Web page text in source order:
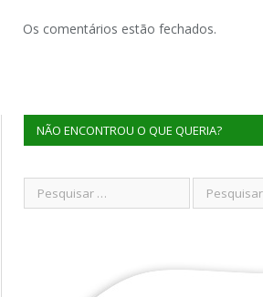
Os comentários estão fechados.
NÃO ENCONTROU O QUE QUERIA?